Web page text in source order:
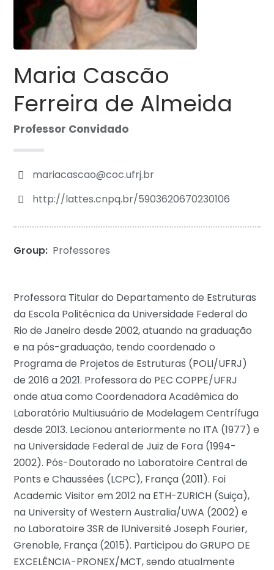
Maria Cascão
Ferreira de Almeida
Professor Convidado
mariacascao@coc.ufrj.br
http://lattes.cnpq.br/5903620670230106
Group: Professores
Professora Titular do Departamento de Estruturas
da Escola Politécnica da Universidade Federal do
Rio de Janeiro desde 2002, atuando na graduação
e na pós-graduação, tendo coordenado o
Programa de Projetos de Estruturas (POLI/UFRJ)
de 2016 a 2021. Professora do PEC COPPE/UFRJ
onde atua como Coordenadora Acadêmica do
Laboratório Multiusuário de Modelagem Centrífuga
desde 2013. Lecionou anteriormente no ITA (1977) e
na Universidade Federal de Juiz de Fora (1994-
2002). Pós-Doutorado no Laboratoire Central de
Ponts e Chaussées (LCPC), França (2011). Foi
Academic Visitor em 2012 na ETH-ZURICH (Suiça),
na University of Western Australia/UWA (2002) e
no Laboratoire 3SR de lUniversité Joseph Fourier,
Grenoble, França (2015). Participou do GRUPO DE
EXCELÊNCIA-PRONEX/MCT, sendo atualmente